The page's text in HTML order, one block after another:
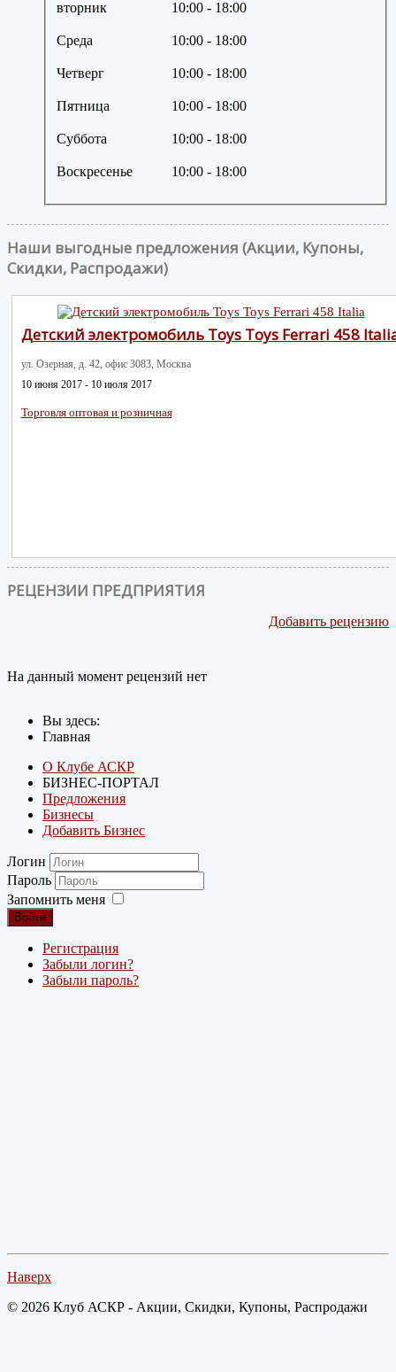
вторник 10:00 - 18:00
Среда 10:00 - 18:00
Четверг 10:00 - 18:00
Пятница 10:00 - 18:00
Суббота 10:00 - 18:00
Воскресенье 10:00 - 18:00
Наши выгодные предложения (Акции, Купоны,
Скидки, Распродажи)
Детский электромобиль Toys Toys Ferrari 458
ул. Озерная, д. 42, офис 3083, Москва
10 июня 2017 - 10 июля 2017
Торговля оптовая и розничная
РЕЦЕНЗИИ ПРЕДПРИЯТИЯ
Добавить рецензию
На данный момент рецензий нет
Вы здесь:
Главная
О Клубе АСКР
БИЗНЕС-ПОРТАЛ
Предложения
Бизнесы
Добавить Бизнес
Логин
Пароль
Запомнить меня
Войти
Регистрация
Забыли логин?
Забыли пароль?
Наверх
© 2026 Клуб АСКР - Акции, Скидки, Купоны, Распродажи